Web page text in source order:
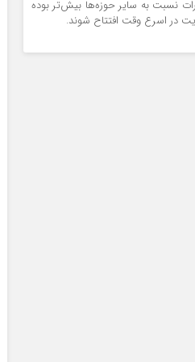
نسبت به سایر حوزه‌ها بیش‌تر بوده
در اسرع وقت افتتاح شوند.